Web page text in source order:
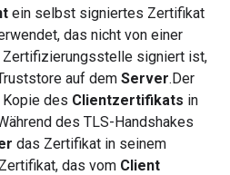
ein selbst signiertes Zertifikat
das nicht von einer
Zertifizierungsstelle signiert ist,
auf dem Server.Der
des Clientzertifikats in
des TLS-Handshakes
das Zertifikat in seinem
das vom Client